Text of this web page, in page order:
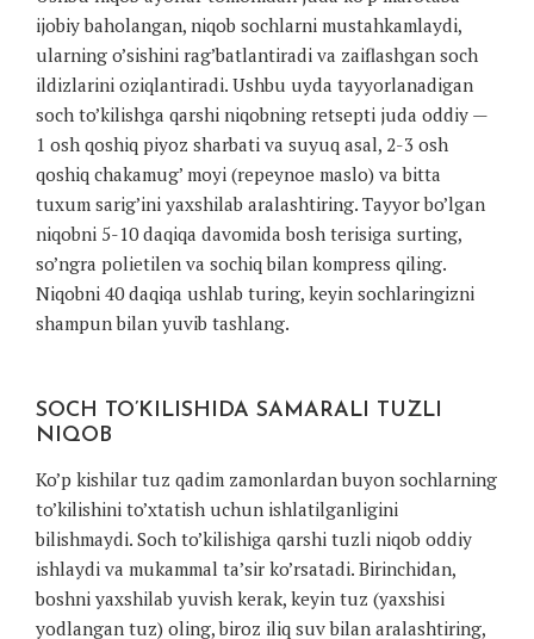
ijobiy baholangan, niqob sochlarni mustahkamlaydi,
ularning o’sishini rag’batlantiradi va zaiflashgan soch
ildizlarini oziqlantiradi. Ushbu uyda tayyorlanadigan
soch to’kilishga qarshi niqobning retsepti juda oddiy —
1 osh qoshiq piyoz sharbati va suyuq asal, 2-3 osh
qoshiq chakamug’ moyi (repeynoe maslo) va bitta
tuxum sarig’ini yaxshilab aralashtiring. Tayyor bo’lgan
niqobni 5-10 daqiqa davomida bosh terisiga surting,
so’ngra polietilen va sochiq bilan kompress qiling.
Niqobni 40 daqiqa ushlab turing, keyin sochlaringizni
shampun bilan yuvib tashlang.
SOCH TO’KILISHIDA SAMARALI TUZLI
NIQOB
Ko’p kishilar tuz qadim zamonlardan buyon sochlarning
to’kilishini to’xtatish uchun ishlatilganligini
bilishmaydi. Soch to’kilishiga qarshi tuzli niqob oddiy
ishlaydi va mukammal ta’sir ko’rsatadi. Birinchidan,
boshni yaxshilab yuvish kerak, keyin tuz (yaxshisi
yodlangan tuz) oling, biroz iliq suv bilan aralashtiring,